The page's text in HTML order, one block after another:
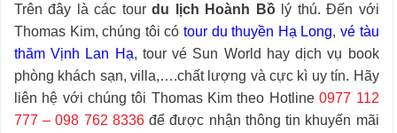
Trên đây là các tourdu lịch Hoành Bồ
lý thú. Đến với
Thomas Kim, chúng tôi có tour du thuyền Hạ Long, vé tàu
thăm Vịnh Lan Hạ, tour vé Sun World hay dịch vụ book
phòng khách sạn, villa,….chất lượng và cực kì uy tín. Hãy
liên hệ với chúng tôi Thomas Kim theo Hotline0977 112
777 –098 762 8336để được nhận thông tin khuyến mãi